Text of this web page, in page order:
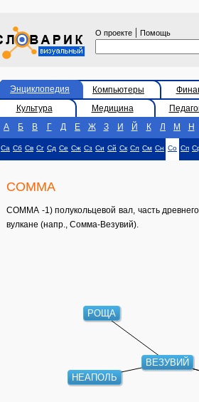
О проекте | Помощь
Энциклопедия Компьютеры
Культура
Медицина
А
Б В Г Д Е Ж З И Й К Л М Н
Са Сб Св Сг Сд Се Сж Сз Си Сй Ск Сл См Сн Со Сп
СОММА
СОММА -1) полукольцевой вал, часть
вулкане (напр., Сомма-Везувий).
ВЕЗУВИЙ
НЕАПОЛЬ
РОЩА